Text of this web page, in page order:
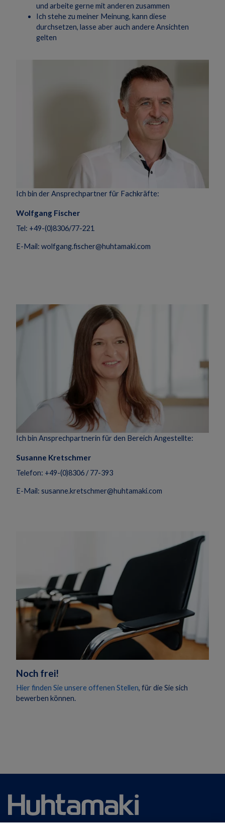
und arbeite gerne mit anderen zusammen
Ich stehe zu meiner Meinung, kann diese
durchsetzen, lasse aber auch andere Ansichten
gelten
Ich bin der Ansprechpartner für Fachkräfte:
Wolfgang Fischer
Tel: +49-(0)8306/77-221
E-Mail: wolfgang.fischer@huhtamaki.com
Ich bin Ansprechpartnerin für den Bereich Angestellte:
Susanne Kretschmer
Telefon: +49-(0)8306 / 77-393
E-Mail: susanne.kretschmer@huhtamaki.com
Noch frei!
Hier finden Sie unsere offenen Stellen, für die Sie sich
bewerben können.